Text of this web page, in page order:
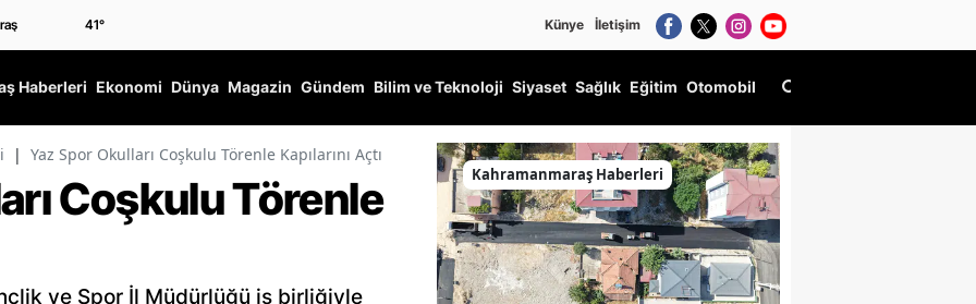
41° Künye İletişim
Haberleri Ekonomi Dünya Magazin Gündem Bilim ve Teknoloji Siyaset Sağlık Eğitim Otomobil
| Yaz Spor Okulları Coşkulu Törenle Kapılarını Açtı
Coşkulu Törenle
ve Spor İl Müdürlüğü iş birliğiyle
Kahramanmaraş Haberleri